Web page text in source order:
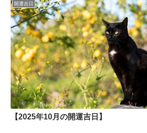
開運吉日
【2025年10月の開運吉日】